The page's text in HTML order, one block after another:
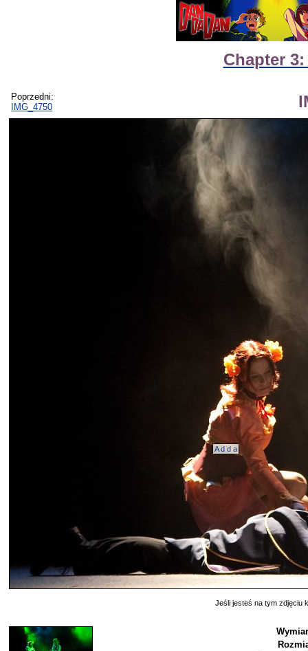
Chapter
Poprzedni:
IMG_4750
A d d a
Jeśli jesteś na tym zdjęciu